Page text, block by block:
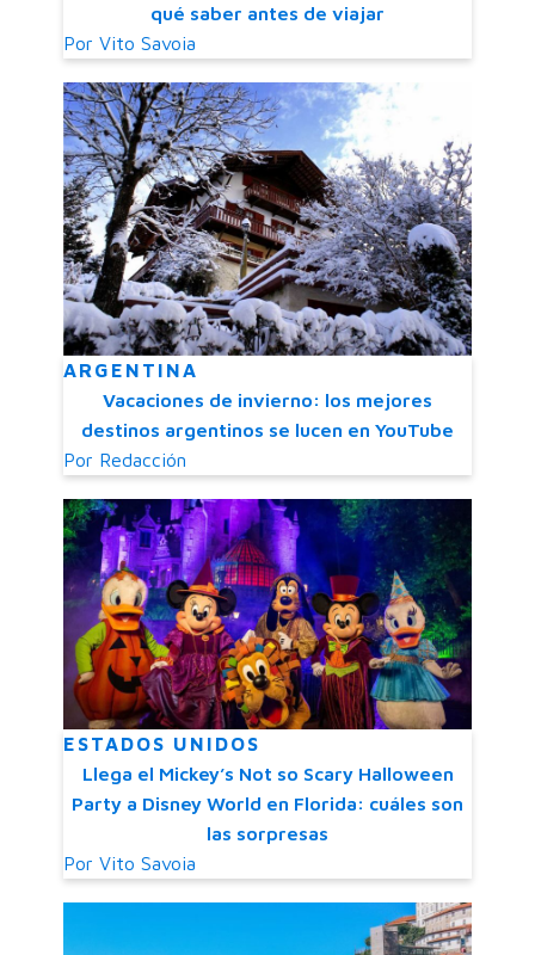
qué saber antes de viajar
Por Vito Savoia
ARGENTINA
Vacaciones de invierno: los mejores
destinos argentinos se lucen en YouTube
Por Redacción
ESTADOS UNIDOS
Llega el Mickey’s Not so Scary Halloween
Party a Disney World en Florida: cuáles son
las sorpresas
Por Vito Savoia